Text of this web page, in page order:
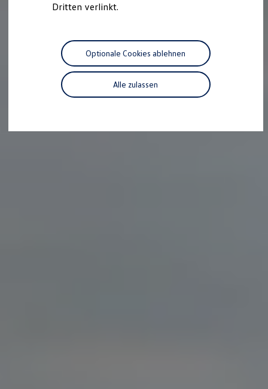
Service und Ersatzteile
Motorenöl und Flüssigkeiten
Räder und Reifen
Pannen- und Unfallhilfe
Economy Service
Volkswagen Teile
Zubehör
Dritten verlinkt.
Alle zulassen
Optionale Cookies ablehnen